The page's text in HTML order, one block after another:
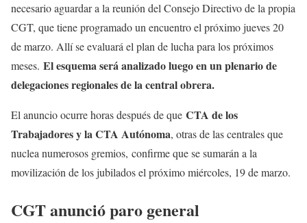
necesario aguardar a la reunión del Consejo Directivo de la propia
CGT, que tiene programado un encuentro el próximo jueves 20
de marzo. Allí se evaluará el plan de lucha para los próximos
meses. El esquema será analizado luego en un plenario de
delegaciones regionales de la central obrera.
El anuncio ocurre horas después de que CTA de los
Trabajadores y la CTA Autónoma, otras de las centrales que
nuclea numerosos gremios, confirme que se sumarán a la
movilización de los jubilados el próximo miércoles, 19 de marzo.
CGT anunció paro general